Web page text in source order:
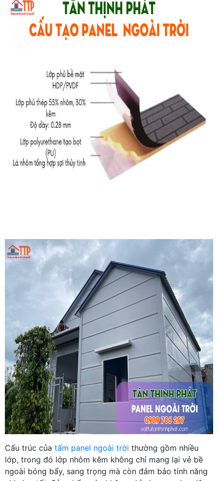
Cấu trúc của tấm panel ngoài trời thường gồm nhiều
lớp, trong đó lớp nhôm kẽm không chỉ mang lại vẻ bề
ngoài bóng bẩy, sang trọng mà còn đảm bảo tính năng